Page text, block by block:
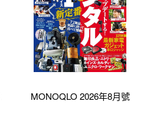
MONOQLO 2026年8月號